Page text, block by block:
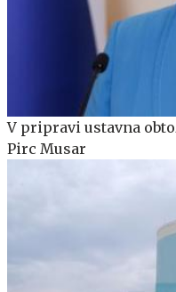
V pripravi ustavna
Pirc Musar